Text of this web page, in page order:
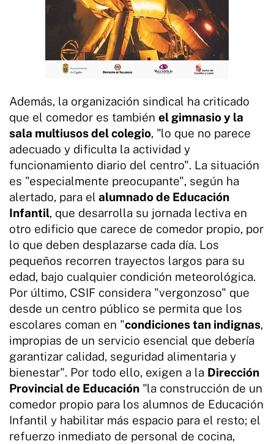
Además, la organización sindical ha criticado
que el comedor es también el gimnasio y la
sala multiusos del colegio, "lo que no parece
adecuado y dificulta la actividad y
funcionamiento diario del centro". La situación
es "especialmente preocupante", según ha
alertado, para el alumnado de Educación
Infantil, que desarrolla su jornada lectiva en
otro edificio que carece de comedor propio, por
lo que deben desplazarse cada día. Los
pequeños recorren trayectos largos para su
edad, bajo cualquier condición meteorológica.
Por último, CSIF considera "vergonzoso" que
desde un centro público se permita que los
escolares coman en "condiciones tan indignas,
impropias de un servicio esencial que debería
garantizar calidad, seguridad alimentaria y
bienestar". Por todo ello, exigen a la Dirección
Provincial de Educación "la construcción de un
comedor propio para los alumnos de Educación
Infantil y habilitar más espacio para el resto; el
refuerzo inmediato de personal de cocina,